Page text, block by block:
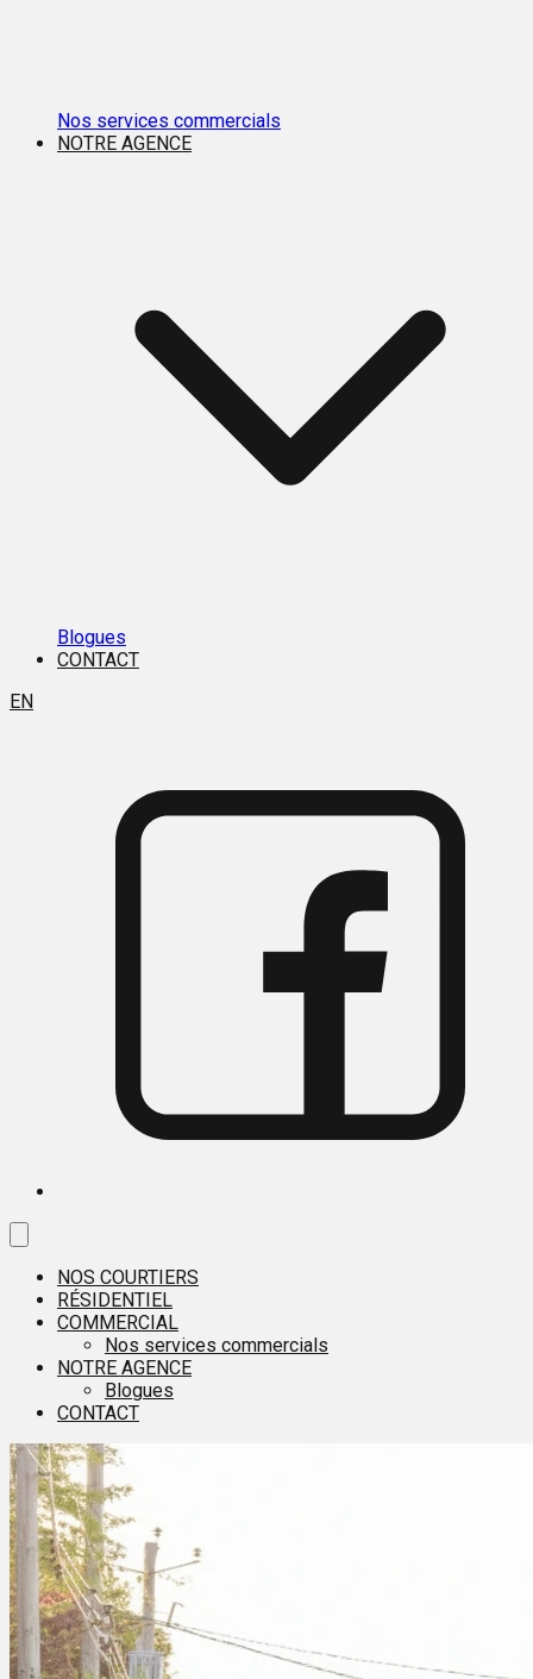
Nos services commercials
NOTRE AGENCE
Blogues
CONTACT
EN
NOS COURTIERS
RÉSIDENTIEL
COMMERCIAL
Nos services commercials
NOTRE AGENCE
Blogues
CONTACT